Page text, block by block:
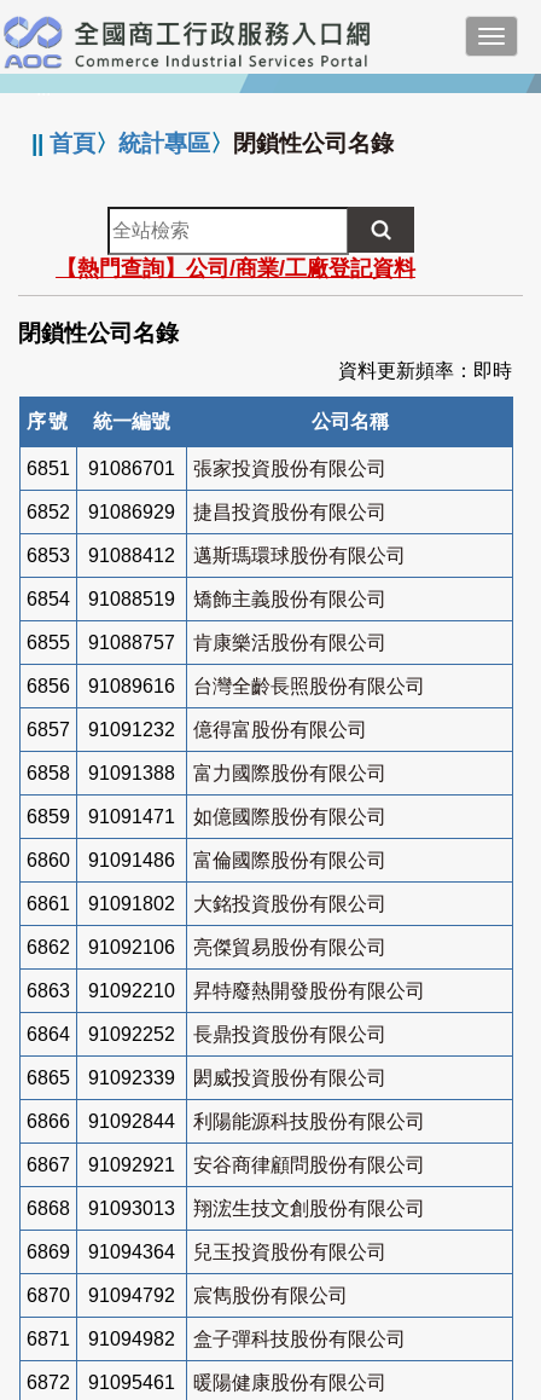
跳
到
主
要
:::
||首頁〉統計專區〉 閉鎖性公司名錄
全
站
檢
索
【熱門查詢】公司/商業/工廠登記資料
閉鎖性公司名錄
資料更新頻率：即時
序號 統一編號 公司名稱
6851 91086701 張家投資股份有限公司
6852 91086929 捷昌投資股份有限公司
6853 91088412 邁斯瑪環球股份有限公司
6854 91088519 矯飾主義股份有限公司
6855 91088757 肯康樂活股份有限公司
6856 91089616 台灣全齡長照股份有限公司
6857 91091232 億得富股份有限公司
6858 91091388 富力國際股份有限公司
6859 91091471 如億國際股份有限公司
6860 91091486 富倫國際股份有限公司
6861 91091802 大銘投資股份有限公司
6862 91092106 亮傑貿易股份有限公司
6863 91092210 昇特廢熱開發股份有限公司
6864 91092252 長鼎投資股份有限公司
6865 91092339 閎威投資股份有限公司
6866 91092844 利陽能源科技股份有限公司
6867 91092921 安谷商律顧問股份有限公司
6868 91093013 翔浤生技文創股份有限公司
6869 91094364 兒玉投資股份有限公司
6870 91094792 宸雋股份有限公司
6871 91094982 盒子彈科技股份有限公司
6872 91095461 暖陽健康股份有限公司